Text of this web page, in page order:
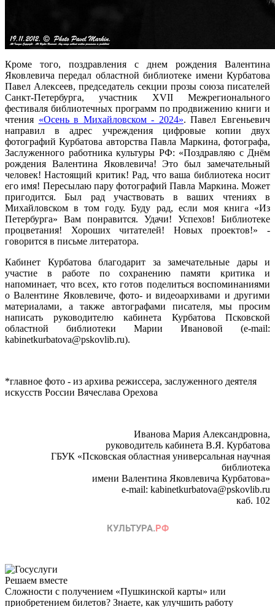
Кроме того, поздравления с днем рождения Валентина
Яковлевича передал областной библиотеке имени Курбатова
Павел Алексеев, председатель секции прозы союза писателей
Санкт-Петербурга, участник XVII Межрегионального
фестиваля библиотечных программ по продвижению книги и
чтения «Осень в Михайловском - 2024». Павел Евгеньевич
направил в адрес учреждения цифровые копии двух
фотографий Курбатова авторства Павла Маркина, фотографа,
Заслуженного работника культуры РФ: «Поздравляю с Днём
рождения Валентина Яковлевича! Это был замечательный
человек! Настоящий критик! Рад, что ваша библиотека носит
его имя! Пересылаю пару фотографий Павла Маркина. Может
пригодится. Был рад участвовать в ваших чтениях в
Михайловском в том году. Буду рад, если моя книга «Из
Петербурга» Вам понравится. Удачи! Успехов! Библиотеке
процветания! Хороших читателей! Новых проектов!» -
говорится в письме литератора.
Кабинет Курбатова благодарит за замечательные дары и
участие в работе по сохранению памяти критика и
напоминает, что всех, кто готов поделиться воспоминаниями
о Валентине Яковлевиче, фото- и видеоархивами и другими
материалами, а также автографами писателя, мы просим
написать руководителю кабинета Курбатова Псковской
областной библиотеки Марии Ивановой (e-mail:
kabinetkurbatova@pskovlib.ru).
*главное фото - из архива режиссера, заслуженного деятеля
искусств России Вячеслава Орехова
Иванова Мария Александровна,
руководитель кабинета В.Я. Курбатова
ГБУК «Псковская областная универсальная научная
библиотека
имени Валентина Яковлевича Курбатова»
e-mail: kabinetkurbatova@pskovlib.ru
каб. 102
Решаем вместе
Сложности с получением «Пушкинской карты» или
приобретением билетов? Знаете, как улучшить работу